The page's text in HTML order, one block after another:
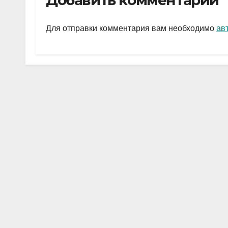
gr
a
s
A
p
а
в
ть
Для отправки комментария вам необходимо